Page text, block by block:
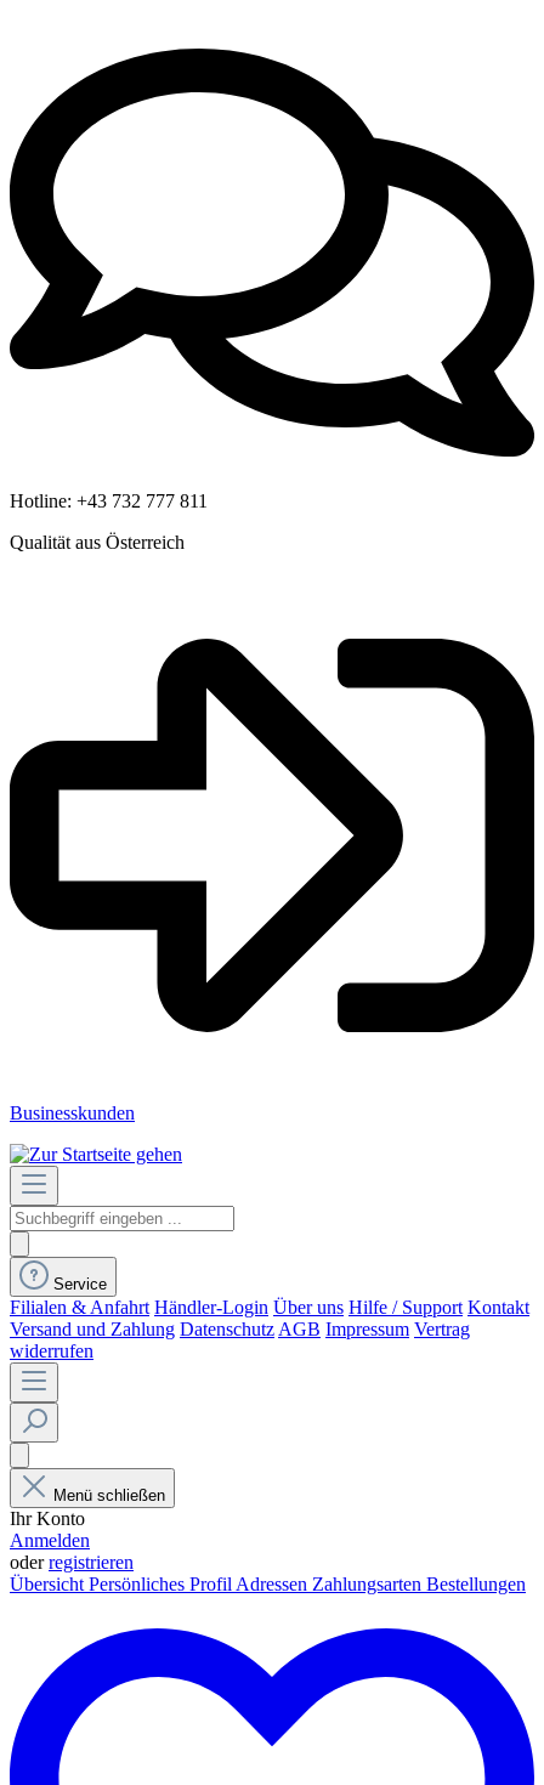
Hotline: +43 732 777 811
Qualität aus Österreich
Businesskunden
Service
Filialen & Anfahrt Händler-Login Über uns Hilfe / Support Kontakt
Versand und Zahlung Datenschutz AGB Impressum Vertrag
widerrufen
Menü schließen
Ihr Konto
Anmelden
oderregistrieren
Übersicht Persönliches Profil Adressen Zahlungsarten Bestellungen